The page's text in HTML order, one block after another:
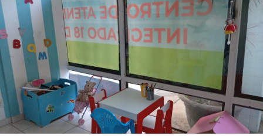
A parlamentar também destacou a necessidade de
avançar no reconhecimento institucional da atividade e
defendeu sua inclusão no currículo da rede pública de
ensino. “Não vou aceitar que outros estados tenham a
capoeira dentro das salas de aula de suas escolas
públicas como matéria curricular e o Distrito Federal
não faça o mesmo. Vamos trabalhar para avançar nessa
pauta”, declarou.